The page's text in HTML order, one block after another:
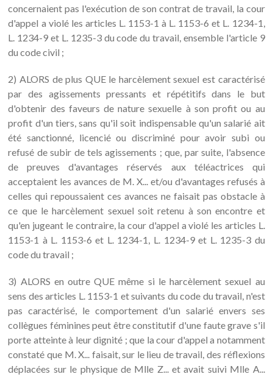
concernaient pas l'exécution de son contrat de travail, la cour
d'appel a violé les articles L. 1153-1 à L. 1153-6 et L. 1234-1,
L. 1234-9 et L. 1235-3 du code du travail, ensemble l'article 9
du code civil ;
2) ALORS de plus QUE le harcèlement sexuel est caractérisé
par des agissements pressants et répétitifs dans le but
d'obtenir des faveurs de nature sexuelle à son profit ou au
profit d'un tiers, sans qu'il soit indispensable qu'un salarié ait
été sanctionné, licencié ou discriminé pour avoir subi ou
refusé de subir de tels agissements ; que, par suite, l'absence
de preuves d'avantages réservés aux téléactrices qui
acceptaient les avances de M. X... et/ou d'avantages refusés à
celles qui repoussaient ces avances ne faisait pas obstacle à
ce que le harcèlement sexuel soit retenu à son encontre et
qu'en jugeant le contraire, la cour d'appel a violé les articles L.
1153-1 à L. 1153-6 et L. 1234-1, L. 1234-9 et L. 1235-3 du
code du travail ;
3) ALORS en outre QUE même si le harcèlement sexuel au
sens des articles L. 1153-1 et suivants du code du travail, n'est
pas caractérisé, le comportement d'un salarié envers ses
collègues féminines peut être constitutif d'une faute grave s'il
porte atteinte à leur dignité ; que la cour d'appel a notamment
constaté que M. X... faisait, sur le lieu de travail, des réflexions
déplacées sur le physique de Mlle Z... et avait suivi Mlle A...